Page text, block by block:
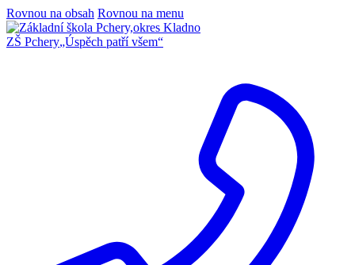
Rovnou na obsah Rovnou na menu
ZŠ Pchery„Úspěch patří všem“